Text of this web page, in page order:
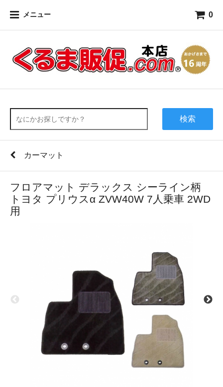
メニュー 0
検索
カーマット
フロアマット デラックス シーライン柄
トヨタ プリウスα ZVW40W 7人乗車 2WD
用